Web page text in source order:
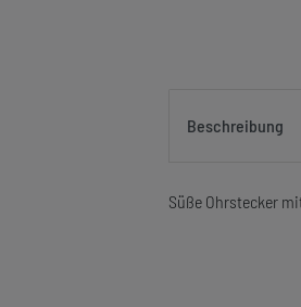
Beschreibung
Süße Ohrstecker